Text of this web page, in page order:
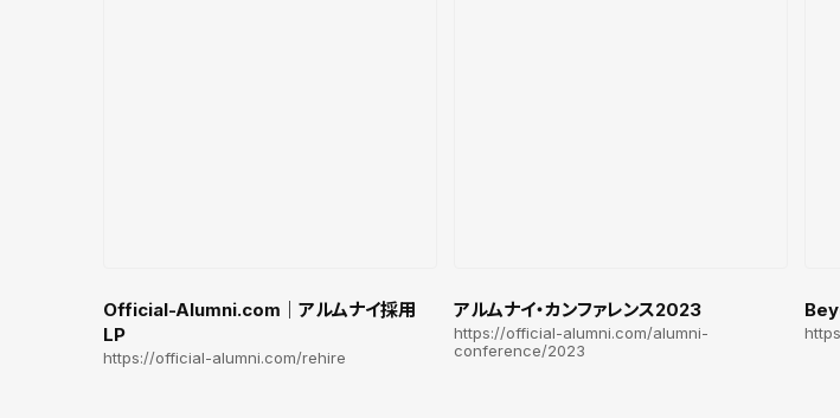
Official-Alumni.com｜アルムナイ採用
LP
https://official-alumni.com/rehire
アルムナイ・カンファレンス2023
https://official-alumni.com/alumni-
conference/2023